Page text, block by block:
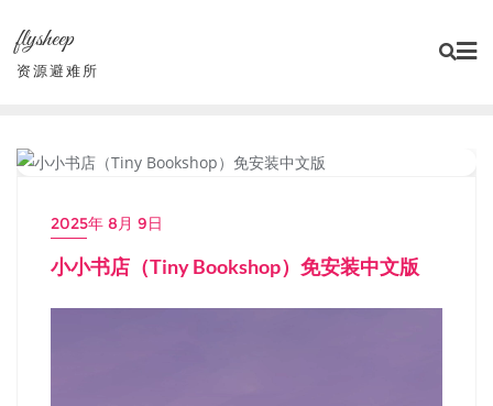
content
flysheep
资源避难所
2025年 8月 9日
小小书店（Tiny Bookshop）免安装中文版